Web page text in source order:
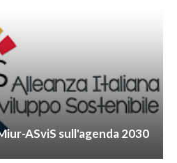
ASviS sull'agenda 2030